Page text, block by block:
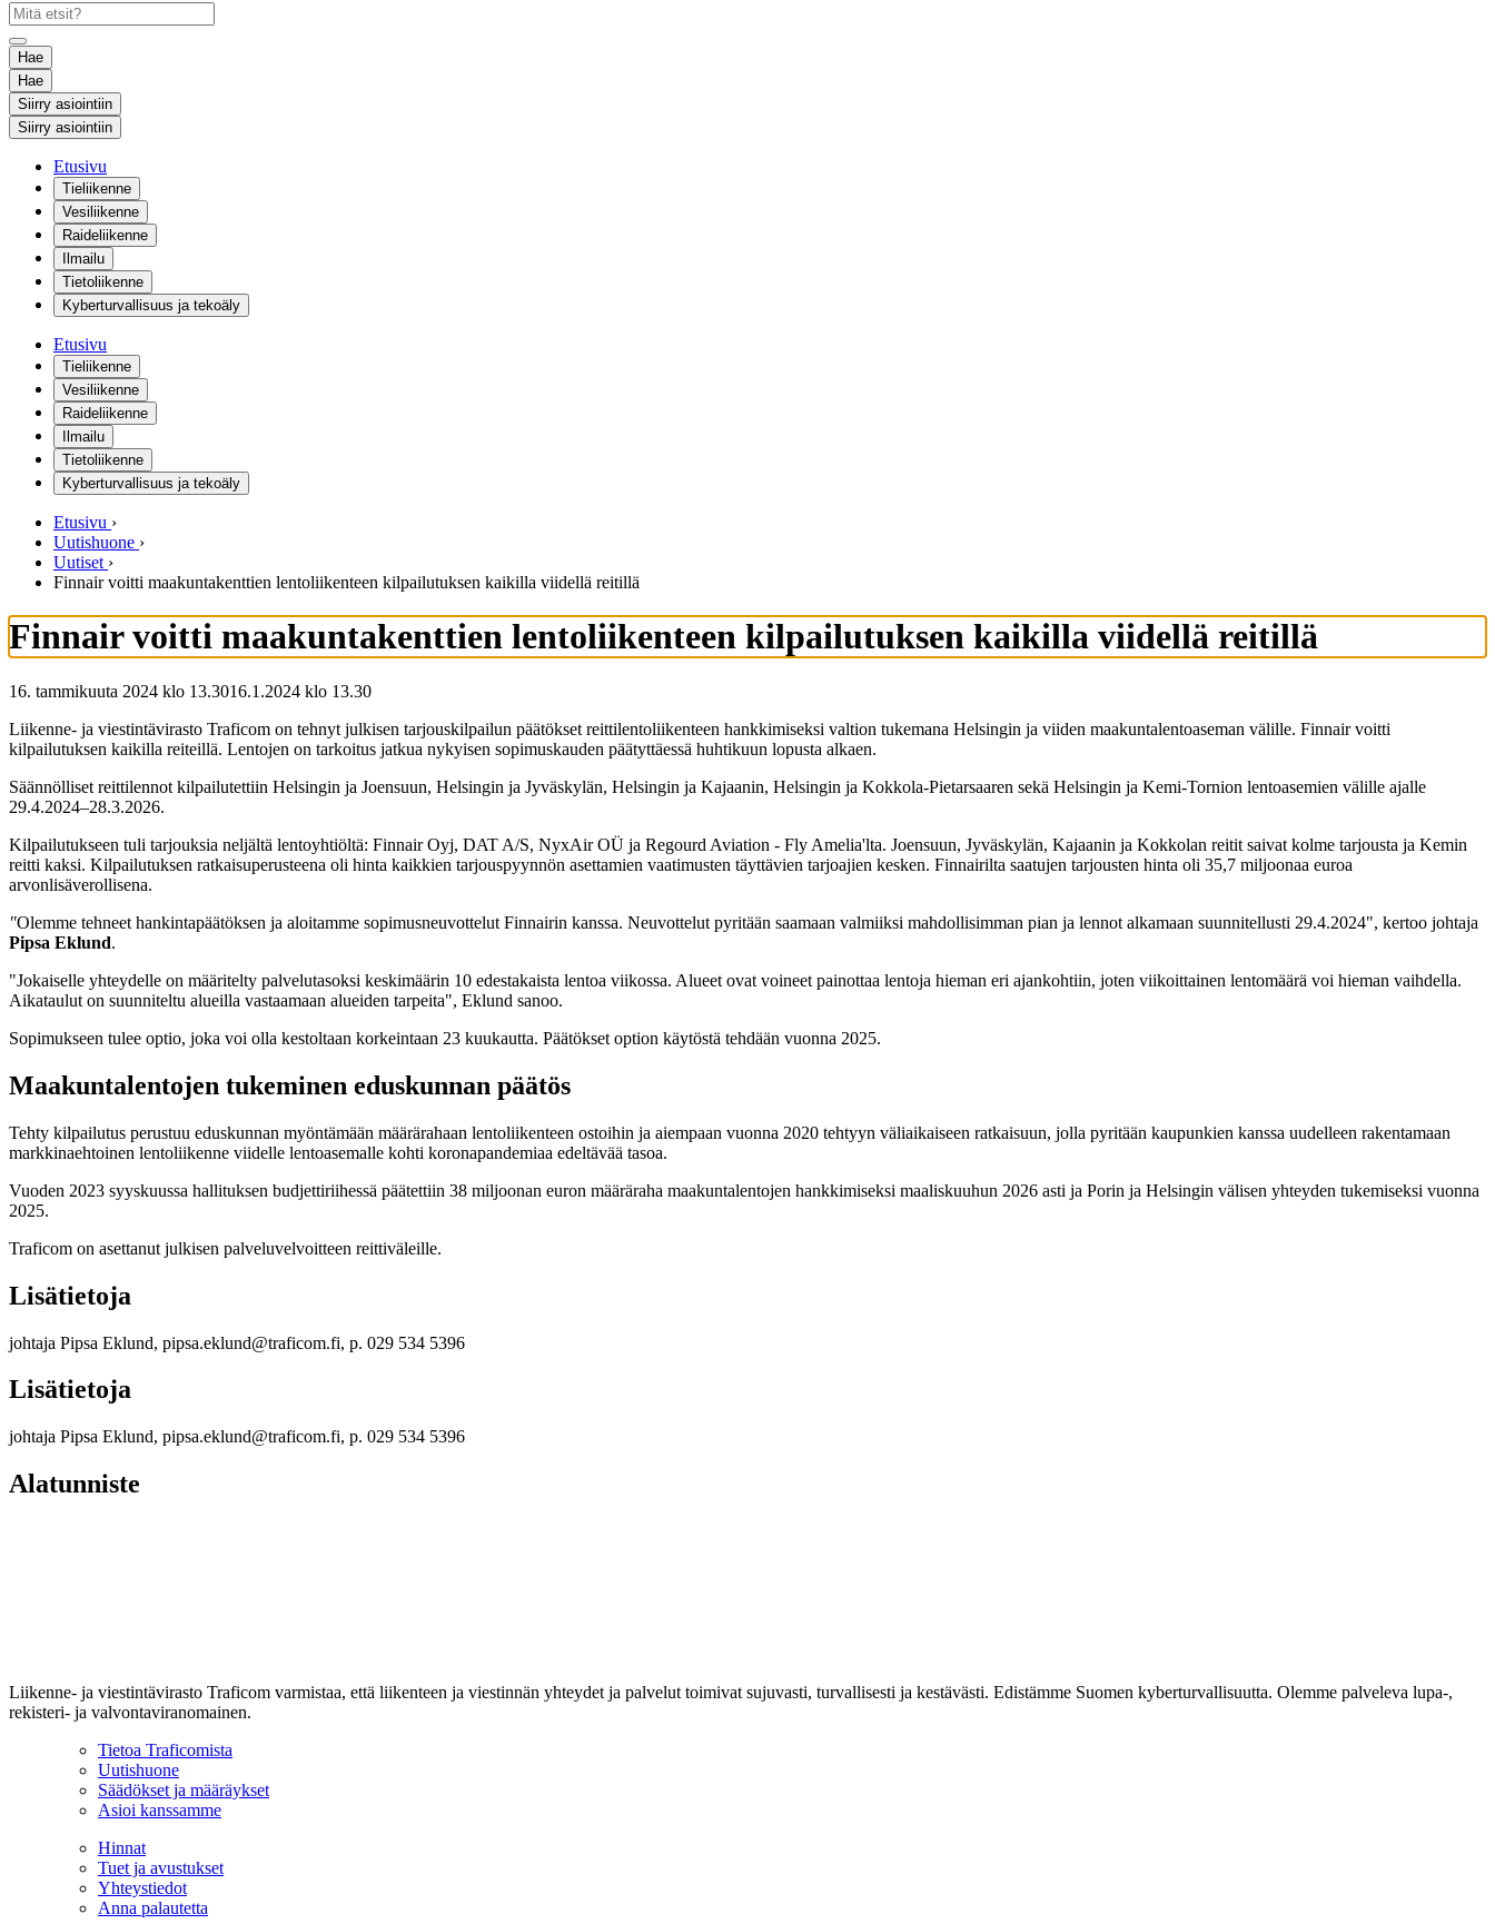
Hae
Hae
Siirry asiointiin
Siirry asiointiin
Etusivu
Tieliikenne
Vesiliikenne
Raideliikenne
Ilmailu
Tietoliikenne
Kyberturvallisuus ja tekoäly
Etusivu
Tieliikenne
Vesiliikenne
Raideliikenne
Ilmailu
Tietoliikenne
Kyberturvallisuus ja tekoäly
Etusivu ›
Uutishuone ›
Uutiset ›
Finnair voitti maakuntakenttien lentoliikenteen kilpailutuksen kaikilla viidellä reitillä
Finnair voitti maakuntakenttien lentoliikenteen kilpailutuksen kaikilla viidellä reitillä
16. tammikuuta 2024 klo 13.3016.1.2024 klo 13.30
Liikenne- ja viestintävirasto Traficom on tehnyt julkisen tarjouskilpailun päätökset reittilentoliikenteen hankkimiseksi valtion tukemana Helsingin ja viiden maakuntalentoaseman välille. Finnair voitti
kilpailutuksen kaikilla reiteillä. Lentojen on tarkoitus jatkua nykyisen sopimuskauden päätyttäessä huhtikuun lopusta alkaen.
Säännölliset reittilennot kilpailutettiin Helsingin ja Joensuun, Helsingin ja Jyväskylän, Helsingin ja Kajaanin, Helsingin ja Kokkola-Pietarsaaren sekä Helsingin ja Kemi-Tornion lentoasemien välille ajalle
29.4.2024–28.3.2026.
Kilpailutukseen tuli tarjouksia neljältä lentoyhtiöltä: Finnair Oyj, DAT A/S, NyxAir OÜ ja Regourd Aviation - Fly Amelia'lta. Joensuun, Jyväskylän, Kajaanin ja Kokkolan reitit saivat kolme tarjousta ja Kemin
reitti kaksi. Kilpailutuksen ratkaisuperusteena oli hinta kaikkien tarjouspyynnön asettamien vaatimusten täyttävien tarjoajien kesken. Finnairilta saatujen tarjousten hinta oli 35,7 miljoonaa euroa
arvonlisäverollisena.
"Olemme tehneet hankintapäätöksen ja aloitamme sopimusneuvottelut Finnairin kanssa. Neuvottelut pyritään saamaan valmiiksi mahdollisimman pian ja lennot alkamaan suunnitellusti 29.4.2024", kertoo johtaja
Pipsa Eklund.
"Jokaiselle yhteydelle on määritelty palvelutasoksi keskimäärin 10 edestakaista lentoa viikossa. Alueet ovat voineet painottaa lentoja hieman eri ajankohtiin, joten viikoittainen lentomäärä voi hieman vaihdella.
Aikataulut on suunniteltu alueilla vastaamaan alueiden tarpeita", Eklund sanoo.
Sopimukseen tulee optio, joka voi olla kestoltaan korkeintaan 23 kuukautta. Päätökset option käytöstä tehdään vuonna 2025.
Maakuntalentojen tukeminen eduskunnan päätös
Tehty kilpailutus perustuu eduskunnan myöntämään määrärahaan lentoliikenteen ostoihin ja aiempaan vuonna 2020 tehtyyn väliaikaiseen ratkaisuun, jolla pyritään kaupunkien kanssa uudelleen rakentamaan
markkinaehtoinen lentoliikenne viidelle lentoasemalle kohti koronapandemiaa edeltävää tasoa.
Vuoden 2023 syyskuussa hallituksen budjettiriihessä päätettiin 38 miljoonan euron määräraha maakuntalentojen hankkimiseksi maaliskuuhun 2026 asti ja Porin ja Helsingin välisen yhteyden tukemiseksi vuonna
2025.
Traficom on asettanut julkisen palveluvelvoitteen reittiväleille.
Lisätietoja
johtaja Pipsa Eklund, pipsa.eklund@traficom.fi, p. 029 534 5396
Lisätietoja
johtaja Pipsa Eklund, pipsa.eklund@traficom.fi, p. 029 534 5396
Alatunniste
Liikenne- ja viestintävirasto Traficom varmistaa, että liikenteen ja viestinnän yhteydet ja palvelut toimivat sujuvasti, turvallisesti ja kestävästi. Edistämme Suomen kyberturvallisuutta. Olemme palveleva lupa-,
rekisteri- ja valvontaviranomainen.
Tietoa Traficomista
Uutishuone
Säädökset ja määräykset
Asioi kanssamme
Hinnat
Tuet ja avustukset
Yhteystiedot
Anna palautetta